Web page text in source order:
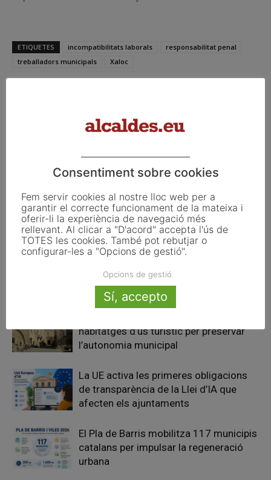
ETIQUETES incompatibilitats laborals
responsabilitat penal
treballadors municipals
Xaloc
X Linkedin
Pla Local d’Habitatge per a
Vilanova del Camí
Barberà, Sant Quirze i Badia del
Vallès es reuneixen amb la
Generalitat per parlar sobre
l’Aeroport de Sabadell
Articles relacionats
habitatges d’ús turístic per preservar
l’autonomia municipal
La UE activa les primeres obligacions
de transparència de la Llei d’IA que
afecten els ajuntaments
El Pla de Barris mobilitza 117 municipis
catalans per impulsar la regeneració
urbana
Consentiment sobre cookies
Fem servir cookies al nostre lloc web per a
garantir el correcte funcionament de la mateixa i
oferir-li la experiència de navegació més
rellevant. Al clicar a "D'acord" accepta l'ús de
TOTES les cookies. També pot rebutjar o
configurar-les a "Opcions de gestió".
Opcions de gestió
Sí, accepto